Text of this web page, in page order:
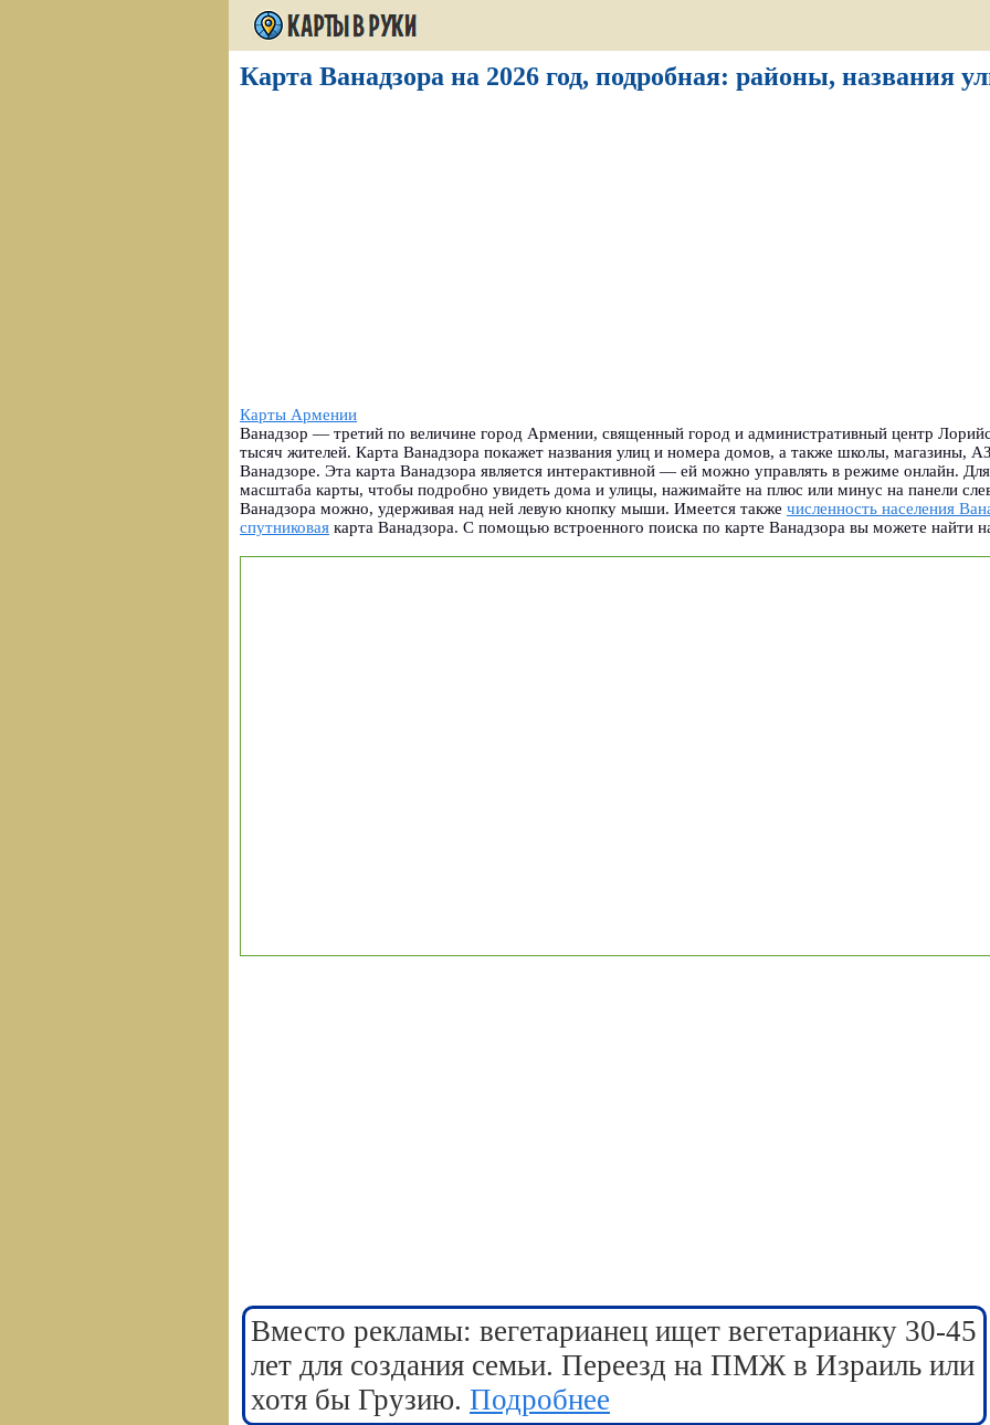
Карта Ванадзора на 2026 год, подробная: районы, названия
Карты Армении
Ванадзор — третий по величине город Армении, священный город и административный центр
тысяч жителей. Карта Ванадзора покажет названия улиц и номера домов, а также школы, магазины,
Ванадзоре. Эта карта Ванадзора является интерактивной — ей можно управлять в режиме онлайн.
масштаба карты, чтобы подробно увидеть дома и улицы, нажимайте на плюс или минус на панели
Ванадзора можно, удерживая над ней левую кнопку мыши. Имеется также численность населения
спутниковая карта Ванадзора. С помощью встроенного поиска по карте Ванадзора вы можете найти
Вместо рекламы: вегетарианец ищет вегетарианку 30-45
лет для создания семьи. Переезд на ПМЖ в Израиль или
хотя бы Грузию. Подробнее